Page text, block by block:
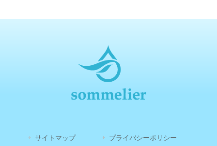
サイトマップ プライバシーポリシー